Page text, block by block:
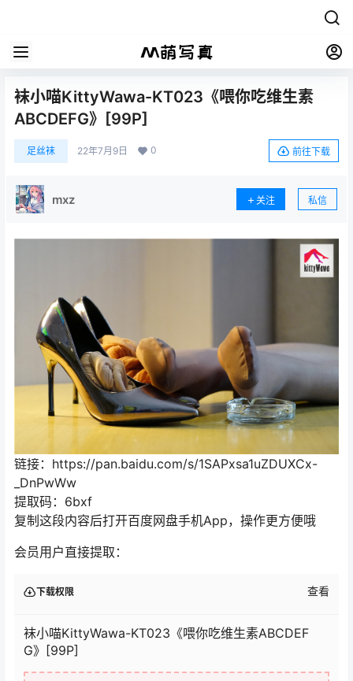
袜小喵KittyWawa-KT023《喂你吃维生素
ABCDEFG》[99P]
足丝袜 22年7月9日 0 前往下载
mxz 关注 私信
链接：https://pan.baidu.com/s/1SAPxsa1uZDUXCx-
_DnPwWw
提取码：6bxf
复制这段内容后打开百度网盘手机App，操作更方便哦
会员用户直接提取：
下载权限 查看
袜小喵KittyWawa-KT023《喂你吃维生素ABCDEF
G》[99P]